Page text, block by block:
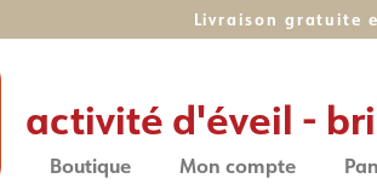
Livraison gratuite
activité d'éveil -
Boutique Mon compte